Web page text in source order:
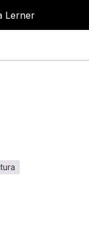
Lerner